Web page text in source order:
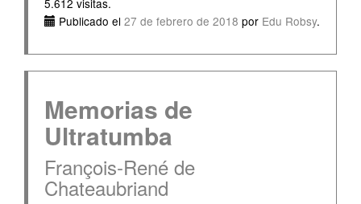
5.612 visitas.
Publicado el 27 de febrero de 2018 por Edu Robsy.
Memorias de
Ultratumba
François-René de
Chateaubriand